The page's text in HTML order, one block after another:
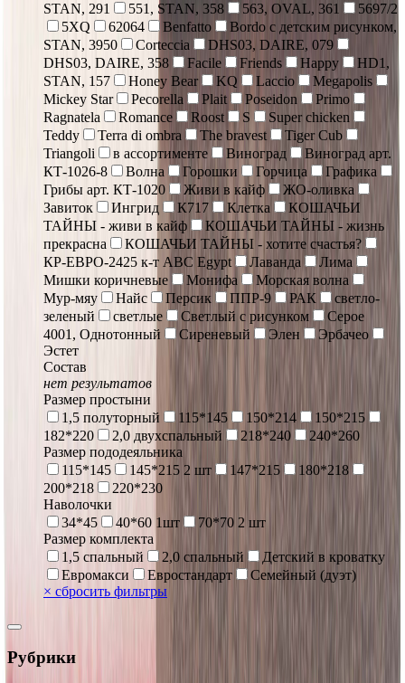
STAN, 291
551, STAN, 358 563, OVAL, 361
5697/2
5XQ
62064 Benfatto
Bordo с детским рисунком,
STAN, 3950
Corteccia
DHS03, DAIRE, 079
DHS03, DAIRE, 358
Facile Friends Happy
HD1,
STAN, 157
Honey Bear KQ Laccio
Megapolis
Mickey Star
Pecorella Plait Poseidon
Primo
Ragnatela
Romance Roost S
Super chicken
Teddy
Terra di ombra The bravest
Tiger Cub
Triangoli
в ассортименте Виноград
Виноград арт.
КТ-1026-8
Волна Горошки Горчица
Графика
Грибы арт. КТ-1020
Живи в кайф
ЖО-оливка
Завиток
Ингрид К717 Клетка
КОШАЧЬИ
ТАЙНЫ - живи в кайф
КОШАЧЬИ ТАЙНЫ - жизнь
прекрасна
КОШАЧЬИ ТАЙНЫ - хотите счастья?
КР-ЕВРО-2425 к-т ABC Egypt
Лаванда
Лима
Мишки коричневые
Монифа
Морская волна
Мур-мяу
Найс Персик ППР-9 РАК
светло-
зеленый
светлые Светлый с рисунком
Серое
4001, Однотонный
Сиреневый Элен
Эрбачео
Эстет
Состав
нет результатов
Размер простыни
1,5 полуторный
115*145 150*214
150*215
182*220
2,0 двухспальный 218*240
240*260
Размер пододеяльника
115*145
145*215 2 шт 147*215
180*218
200*218
220*230
Наволочки
34*45
40*60 1шт
70*70 2 шт
Размер комплекта
1,5 спальный
2,0 спальный
Детский в кроватку
Евромакси
Евростандарт
Семейный (дуэт)
× сбросить фильтры
Рубрики